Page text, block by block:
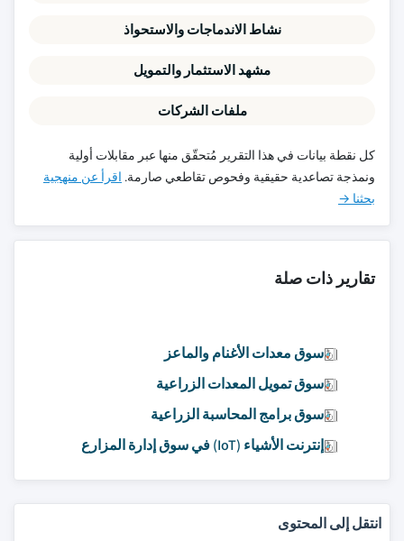
نشاط الاندماجات والاستحواذ
مشهد الاستثمار والتمويل
ملفات الشركات
كل نقطة بيانات في هذا التقرير مُتحقّق منها عبر مقابلات أولية
ونمذجة تصاعدية حقيقية وفحوص تقاطعي صارمة. اقرأ عن منهجية
بحثنا →
تقارير ذات صلة
سوق معدات الأغنام والماعز
سوق تمويل المعدات الزراعية
سوق برامج المحاسبة الزراعية
إنترنت الأشياء (IoT) في سوق إدارة المزارع
انتقل إلى المحتوى